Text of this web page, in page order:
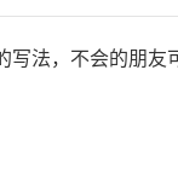
法，不会的朋友